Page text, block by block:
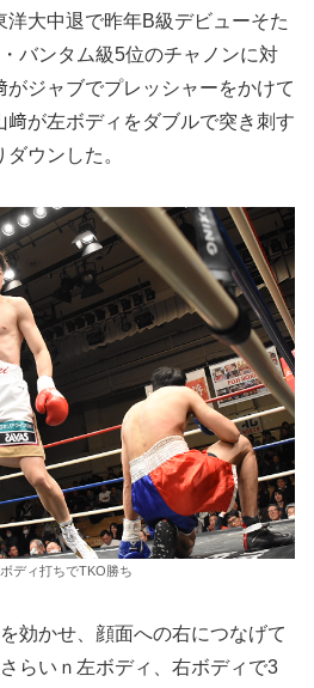
大中退で昨年B級デビューそた
バンタム級5位のチャノンに対
がジャブでプレッシャーをかけて
﨑が左ボディをダブルで突き刺す
ウンした。
ディ打ちでTKO勝ち
効かせ、顔面への右につなげて
らいｎ左ボディ、右ボディで3